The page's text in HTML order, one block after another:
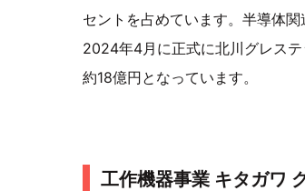
セントを占めています。半導体
2024年4月に正式に北川グレス
約18億円となっています。
工作機器事業 キタガワ